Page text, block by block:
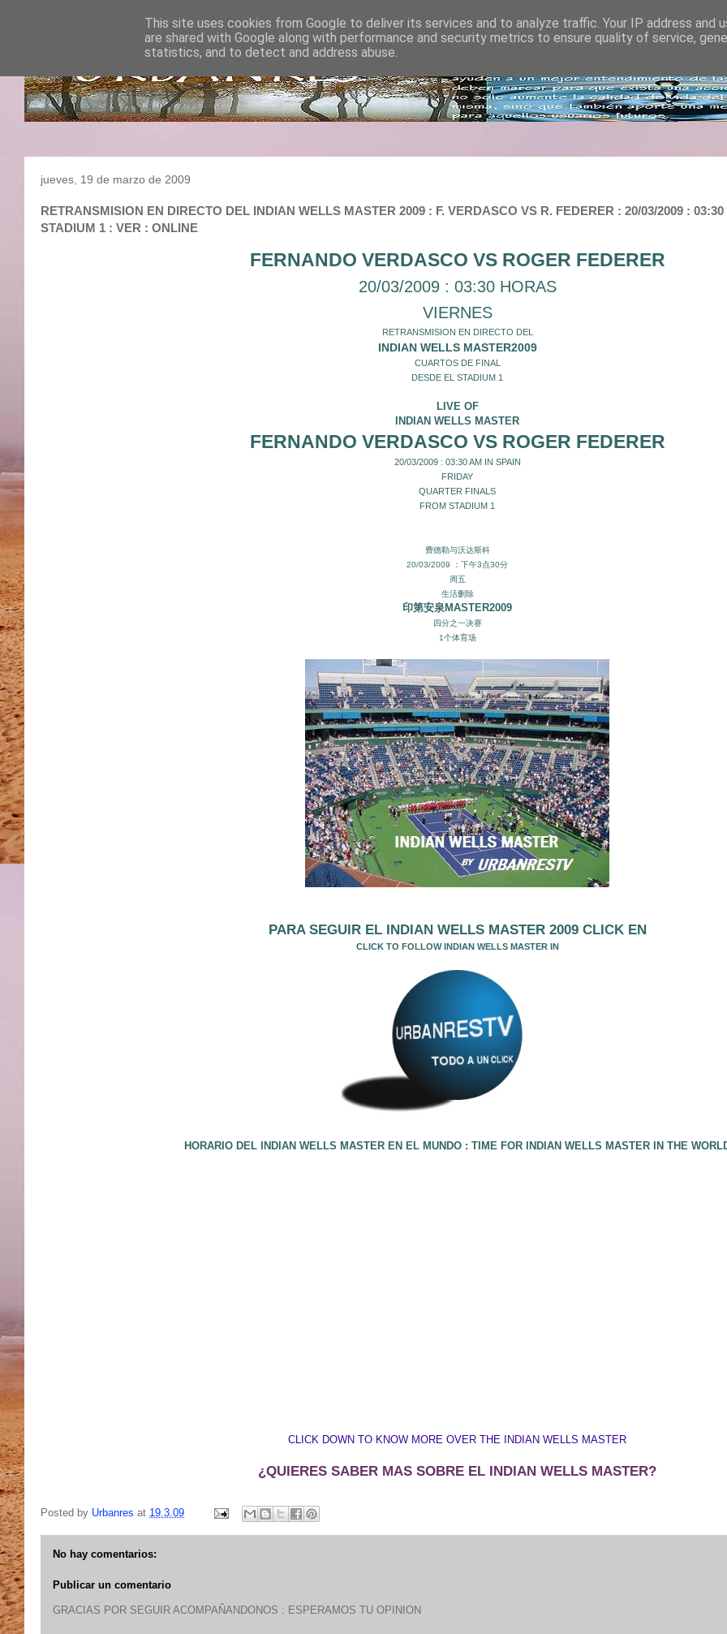
jueves, 19 de marzo de 2009
RETRANSMISION EN DIRECTO DEL INDIAN WELLS MASTER 2009 : F. VERDASCO VS R. FEDERER : 20/03/2009 :
STADIUM 1 : VER : ONLINE
FERNANDO VERDASCO VS ROGER FEDERER
20/03/2009 : 03:30 HORAS
VIERNES
RETRANSMISION EN DIRECTO DEL
INDIAN WELLS MASTER2009
CUARTOS DE FINAL
DESDE EL STADIUM 1
LIVE OF
INDIAN WELLS MASTER
FERNANDO VERDASCO VS ROGER FEDERER
20/03/2009 : 03:30 AM IN SPAIN
FRIDAY
QUARTER FINALS
FROM STADIUM 1
费德勒与沃达斯科
20/03/2009 ：下午3点30分
周五
生活删除
印第安泉MASTER2009
四分之一决赛
1个体育场
PARA SEGUIR EL INDIAN WELLS MASTER 2009 CLICK EN
CLICK TO FOLLOW INDIAN WELLS MASTER IN
HORARIO DEL INDIAN WELLS MASTER EN EL MUNDO : TIME FOR INDIAN WELLS MASTER IN THE
CLICK DOWN TO KNOW MORE OVER THE INDIAN WELLS MASTER
¿QUIERES SABER MAS SOBRE EL INDIAN WELLS MASTER?
Posted by Urbanres at 19.3.09
No hay comentarios:
Publicar un comentario
GRACIAS POR SEGUIR ACOMPAÑANDONOS : ESPERAMOS TU OPINION
This site uses cookies from Google to deliver its services and to analyze traffic. Your IP address and
are shared with Google along with performance and security metrics to ensure quality of service,
statistics, and to detect and address abuse.